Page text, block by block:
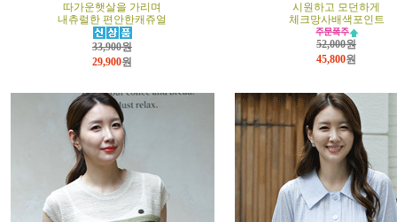
따가운햇살을 가리며
내츄럴한 편안한캐쥬얼
33,900원
29,900원
시원하고 모던하게
체크망사배색포인트
52,000원
45,800원